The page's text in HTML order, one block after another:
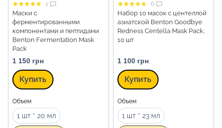
1
Маски с
ферментированными
компонентами и пептидами
Benton Fermentation Mask
Pack
1 150 грн
Купить
Объем
1 шт * 20 мл
6
Набор 10 масок с центеллой
азиатской Benton Goodbye
Redness Centella Mask Pack,
10 шт
1 100 грн
Купить
Объем
1 шт * 23 мл